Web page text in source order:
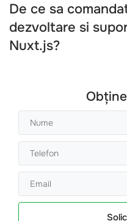
De ce sa
dezvoltare si
Nuxt.js?